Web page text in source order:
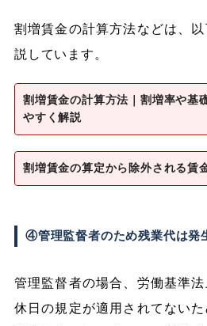
割増賃金の計算方法などは、
説しています。
割増賃金の計算方法｜割増率や基
やすく解説
割増賃金の算定から除外される賃
④管理監督者のため残業代は発
管理監督者の場合、労働基準法
休日の規定が適用されてない